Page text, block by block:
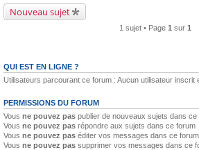
Nouveau sujet
1 sujet • Page 1 sur 1
QUI EST EN LIGNE ?
Utilisateurs parcourant ce forum : Aucun utilisateur inscrit
PERMISSIONS DU FORUM
Vous ne pouvez pas publier de nouveaux sujets dans ce
Vous ne pouvez pas répondre aux sujets dans ce forum
Vous ne pouvez pas éditer vos messages dans ce forum
Vous ne pouvez pas supprimer vos messages dans ce